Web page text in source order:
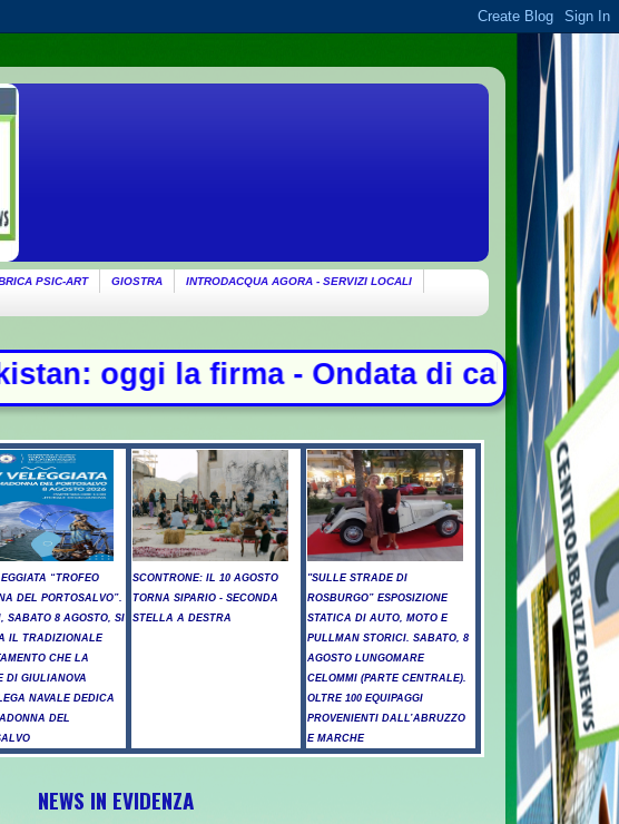
PSIC-ART GIOSTRA
INTRODACQUA AGORA - SERVIZI LOCALI
- Ondata di caldo per altri 10
“TROFEO
DEL PORTOSALVO”.
SABATO 8 AGOSTO, SI
IL TRADIZIONALE
CHE LA
DI GIULIANOVA
NAVALE DEDICA
DEL
SCONTRONE: IL 10 AGOSTO
TORNA SIPARIO - SECONDA
STELLA A DESTRA
"SULLE STRADE DI
ROSBURGO” ESPOSIZIONE
STATICA DI AUTO, MOTO E
PULLMAN STORICI. SABATO, 8
AGOSTO LUNGOMARE
CELOMMI (PARTE CENTRALE).
OLTRE 100 EQUIPAGGI
PROVENIENTI DALL’ABRUZZO
E MARCHE
NEWS IN EVIDENZA